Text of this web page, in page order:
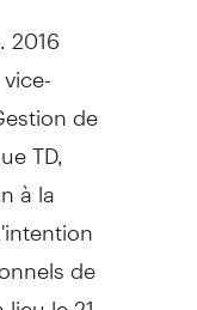
2016
, vice-
de
TD,
à la
de
le 21